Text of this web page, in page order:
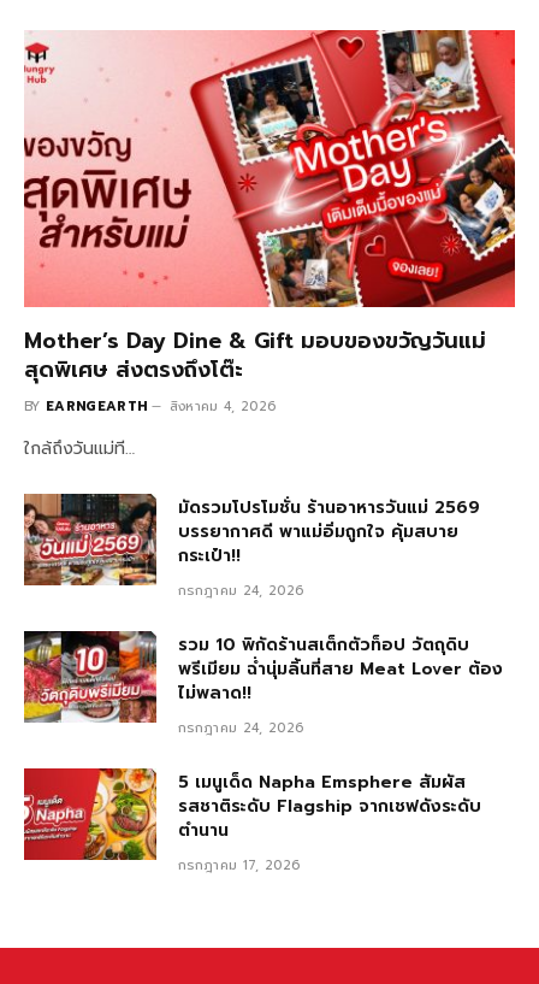
Mother’s Day Dine & Gift มอบของขวัญวันแม่
สุดพิเศษ ส่งตรงถึงโต๊ะ
BY EARNGEARTH สิงหาคม 4, 2026
ใกล้ถึงวันแม่ที…
มัดรวมโปรโมชั่น ร้านอาหารวันแม่ 2569
บรรยากาศดี พาแม่อิ่มถูกใจ คุ้มสบาย
กระเป๋า!!
กรกฎาคม 24, 2026
รวม 10 พิกัดร้านสเต็กตัวท็อป วัตถุดิบ
พรีเมียม ฉ่ำนุ่มลิ้นที่สาย Meat Lover ต้อง
ไม่พลาด!!
กรกฎาคม 24, 2026
5 เมนูเด็ด Napha Emsphere สัมผัส
รสชาติระดับ Flagship จากเชฟดังระดับ
ตำนาน
กรกฎาคม 17, 2026